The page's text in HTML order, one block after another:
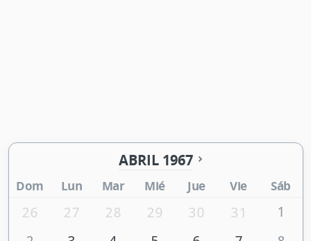
ABRIL 1967
Dom Lun Mar Mié Jue Vie Sáb
26 27 28 29 30 31
1